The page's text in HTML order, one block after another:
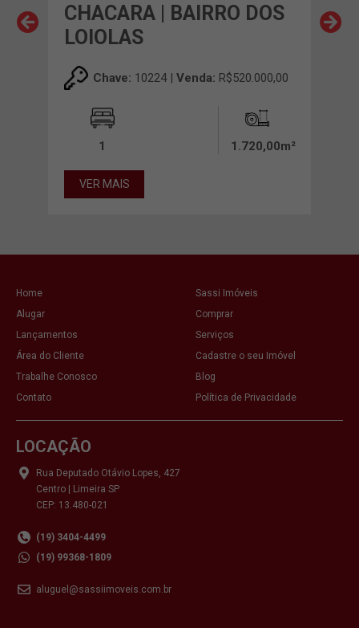
CHACARA | BAIRRO DOS
LOIOLAS
Chave: 10224 | Venda: R$520.000,00
1 1.720,00m²
VER MAIS
Home
Sassi Imóveis
Alugar
Comprar
Lançamentos
Serviços
Área do Cliente
Cadastre o seu Imóvel
Trabalhe Conosco
Blog
Contato
Política de Privacidade
LOCAÇÃO
Rua Deputado Otávio Lopes, 427
Centro | Limeira SP
CEP: 13.480-021
(19) 3404-4499
(19) 99368-1809
aluguel@sassiimoveis.com.br